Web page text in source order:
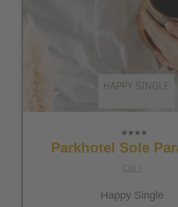
Parkhotel Sole
CIN +
Happy Single